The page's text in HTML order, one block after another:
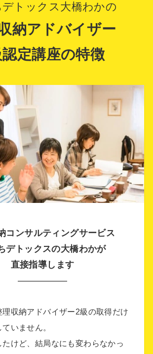
思います。ありがとうございま
バイザー2級認定講座
１日の講座でしたが、普段考
てみることができそうです。ど
とうございました。
トックス大橋わかの
納アドバイザー
認定講座の特徴
コンサルティングサービス
デトックスの大橋わかが
直接指導します
収納アドバイザー2級の取得だけ
いません。
たけど、結局なにも変わらなかっ